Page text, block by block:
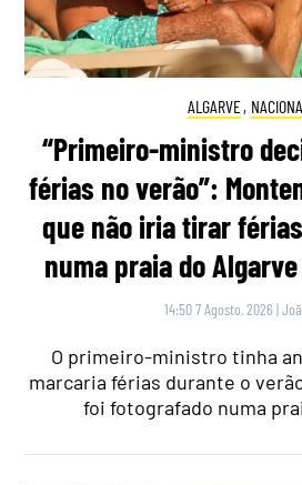
ALGARVE,
“Primeiro-ministro
férias no verão”:
que não iria tirar
numa praia do
14:50 7 Agosto, 2026 |
O primeiro-ministro tinha
marcaria férias durante o
foi fotografado numa